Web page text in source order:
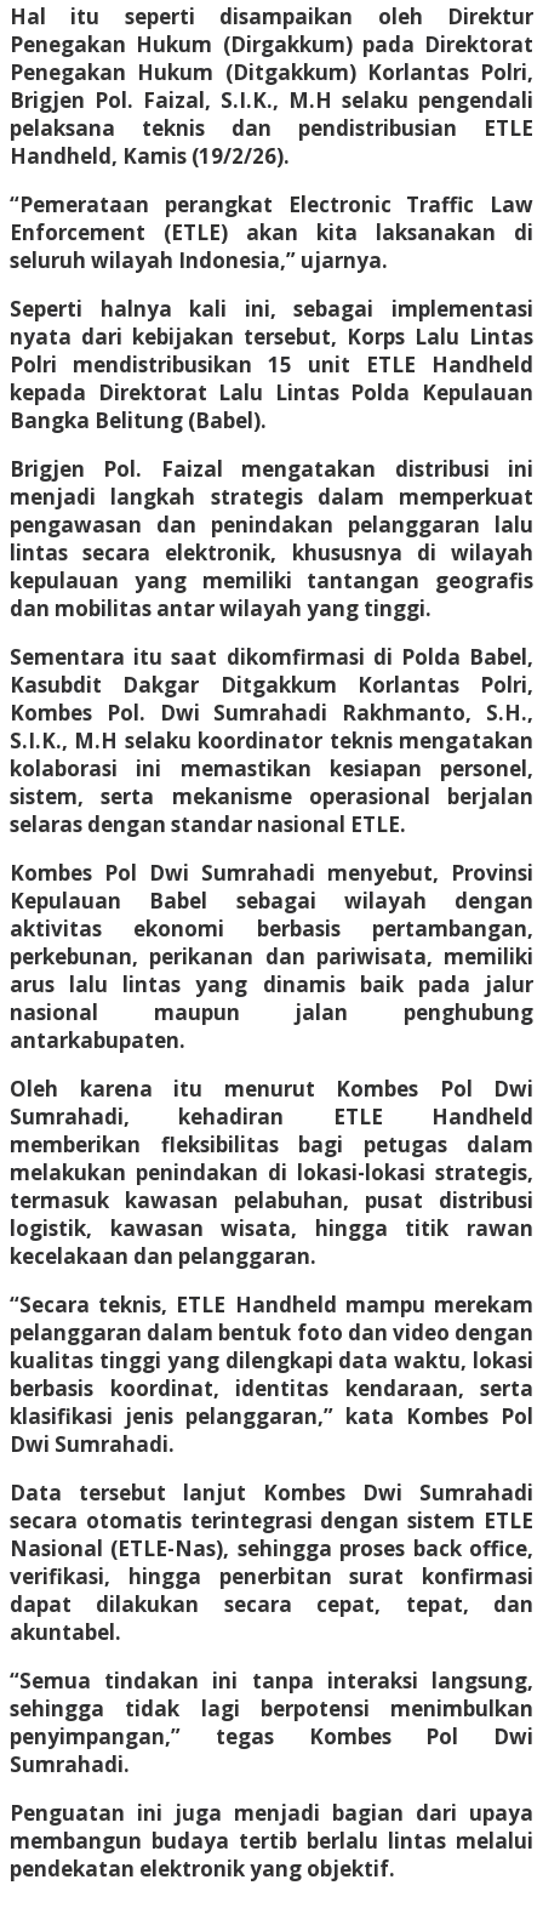
Hal itu seperti disampaikan oleh Direktur
Penegakan Hukum (Dirgakkum) pada Direktorat
Penegakan Hukum (Ditgakkum) Korlantas Polri,
Brigjen Pol. Faizal, S.I.K., M.H selaku pengendali
pelaksana teknis dan pendistribusian ETLE
Handheld, Kamis (19/2/26).
“Pemerataan perangkat Electronic Traffic Law
Enforcement (ETLE) akan kita laksanakan di
seluruh wilayah Indonesia,” ujarnya.
Seperti halnya kali ini, sebagai implementasi
nyata dari kebijakan tersebut, Korps Lalu Lintas
Polri mendistribusikan 15 unit ETLE Handheld
kepada Direktorat Lalu Lintas Polda Kepulauan
Bangka Belitung (Babel).
Brigjen Pol. Faizal mengatakan distribusi ini
menjadi langkah strategis dalam memperkuat
pengawasan dan penindakan pelanggaran lalu
lintas secara elektronik, khususnya di wilayah
kepulauan yang memiliki tantangan geografis
dan mobilitas antar wilayah yang tinggi.
Sementara itu saat dikomfirmasi di Polda Babel,
Kasubdit Dakgar Ditgakkum Korlantas Polri,
Kombes Pol. Dwi Sumrahadi Rakhmanto, S.H.,
S.I.K., M.H selaku koordinator teknis mengatakan
kolaborasi ini memastikan kesiapan personel,
sistem, serta mekanisme operasional berjalan
selaras dengan standar nasional ETLE.
Kombes Pol Dwi Sumrahadi menyebut, Provinsi
Kepulauan Babel sebagai wilayah dengan
aktivitas ekonomi berbasis pertambangan,
perkebunan, perikanan dan pariwisata, memiliki
arus lalu lintas yang dinamis baik pada jalur
nasional maupun jalan penghubung
antarkabupaten.
Oleh karena itu menurut Kombes Pol Dwi
Sumrahadi, kehadiran ETLE Handheld
memberikan fleksibilitas bagi petugas dalam
melakukan penindakan di lokasi-lokasi strategis,
termasuk kawasan pelabuhan, pusat distribusi
logistik, kawasan wisata, hingga titik rawan
kecelakaan dan pelanggaran.
“Secara teknis, ETLE Handheld mampu merekam
pelanggaran dalam bentuk foto dan video dengan
kualitas tinggi yang dilengkapi data waktu, lokasi
berbasis koordinat, identitas kendaraan, serta
klasifikasi jenis pelanggaran,” kata Kombes Pol
Dwi Sumrahadi.
Data tersebut lanjut Kombes Dwi Sumrahadi
secara otomatis terintegrasi dengan sistem ETLE
Nasional (ETLE-Nas), sehingga proses back office,
verifikasi, hingga penerbitan surat konfirmasi
dapat dilakukan secara cepat, tepat, dan
akuntabel.
“Semua tindakan ini tanpa interaksi langsung,
sehingga tidak lagi berpotensi menimbulkan
penyimpangan,” tegas Kombes Pol Dwi
Sumrahadi.
Penguatan ini juga menjadi bagian dari upaya
membangun budaya tertib berlalu lintas melalui
pendekatan elektronik yang objektif.